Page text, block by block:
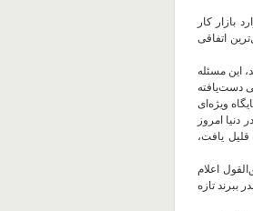
بازار کار
اتفاقی
این مسئله
دست‌یافته
ویژه‌ای
دنیا امروز
یافت،
اعلام
ببرند تازه